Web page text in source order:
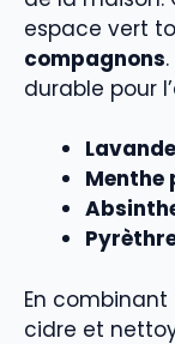
espace vert
compagnons
durable pour
Menthe
En
cidre et